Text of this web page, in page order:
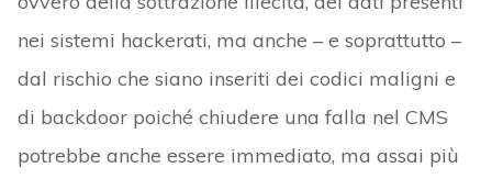
nei sistemi hackerati, ma anche – e soprattutto –
dal rischio che siano inseriti dei codici maligni e
di backdoor poiché chiudere una falla nel CMS
potrebbe anche essere immediato, ma assai più